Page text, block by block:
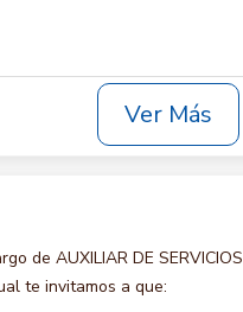
Ver Más
de AUXILIAR DE SERVICIOS
te invitamos a que: